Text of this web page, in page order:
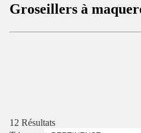
Groseillers à
12 Résultats